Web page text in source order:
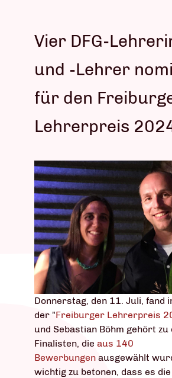
Vier DFG-
und -Lehrer
für den
Lehrerpreis
Donnerstag, den 11. Juli, fand
der "Freiburger Lehrerpreis
und Sebastian Böhm gehört zu
Finalisten, die aus 140
Bewerbungen ausgewählt
wichtig zu betonen, dass es